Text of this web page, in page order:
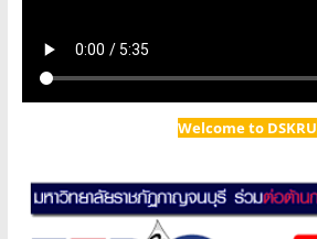
Welcome to DSKRU